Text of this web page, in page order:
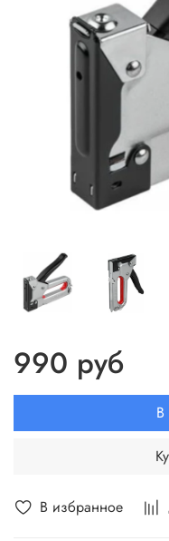
В избранное
990 руб
В